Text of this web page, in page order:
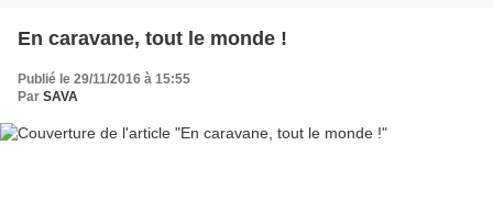
En caravane, tout le monde !
Publié le 29/11/2016 à 15:55
Par SAVA